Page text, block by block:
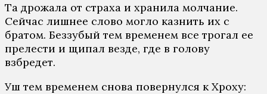
Та дрожала от страха и хранила молчание.
Сейчас лишнее слово могло казнить их с
братом. Беззубый тем временем все трогал ее
прелести и щипал везде, где в голову
взбредет.
Уш тем временем снова повернулся к Хроху: